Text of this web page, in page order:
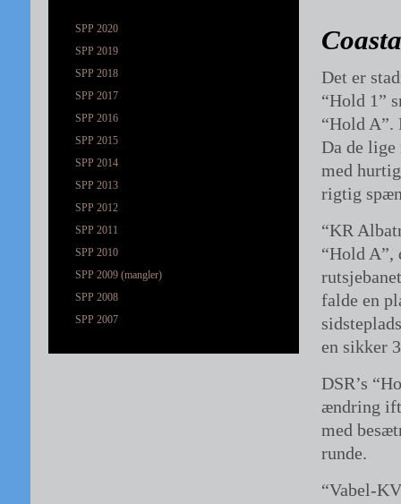
SPP 2020
SPP 2019
SPP 2018
SPP 2017
SPP 2016
SPP 2015
SPP 2014
SPP 2013
SPP 2012
SPP 2011
SPP 2010
SPP 2009 (mangler)
SPP 2008
SPP 2007
Det er
“Hold 1”
“Hold A”.
Da de lige
med
rigtig
“KR
“Hold A”,
falde en
en sikker
DSR’s
ændring
med
runde.
“Vabel-